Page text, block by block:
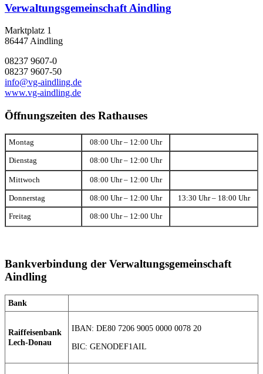
Verwaltungsgemeinschaft Aindling
Marktplatz 1
86447 Aindling
08237 9607-0
08237 9607-50
info@vg-aindling.de
www.vg-aindling.de
Öffnungszeiten des Rathauses
Montag 08:00 Uhr – 12:00 Uhr
Dienstag 08:00 Uhr – 12:00 Uhr
Mittwoch 08:00 Uhr – 12:00 Uhr
Donnerstag 08:00 Uhr – 12:00 Uhr 13:30 Uhr – 18:00 Uhr
Freitag 08:00 Uhr – 12:00 Uhr
Bankverbindung der Verwaltungsgemeinschaft
Aindling
Bank
Raiffeisenbank
Lech-Donau
IBAN: DE80 7206 9005 0000 0078 20
BIC: GENODEF1AIL